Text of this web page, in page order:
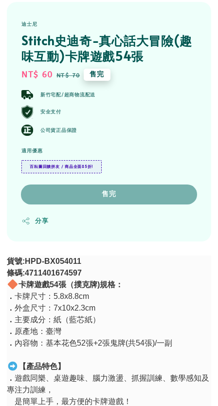
迪士尼
Stitch史迪奇-真心話大冒險(趣
味互動)卡牌遊戲54張
Sale
NT$ 60 Regular
NT$ 70 售完
新竹宅配/超商物流配送
安全支付
公司貨正品保證
適用優惠
百耘圖回饋拼友 / 商品全面85折!
售完
分享
貨號:HPD-BX054011
條碼:4711401674597
卡牌遊戲54張（撲克牌)規格：
．卡牌尺寸：5.8x8.8cm
．外盒尺寸：7x10x2.3cm
． 主要成分：紙（藍芯紙）
． 原產地：臺灣
． 內容物：基本花色52張+2張鬼牌(共54張)/一副
【產品特色】
．遊戲同樂、桌遊趣味、腦力激盪、抓握訓練、數學感知及
專注力訓練，
是簡單上手，最方便的卡牌遊戲！